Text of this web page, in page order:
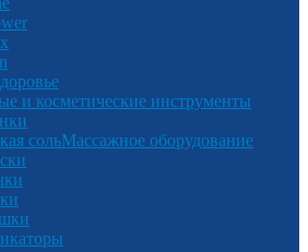
и косметические инструменты
сольМассажное оборудование